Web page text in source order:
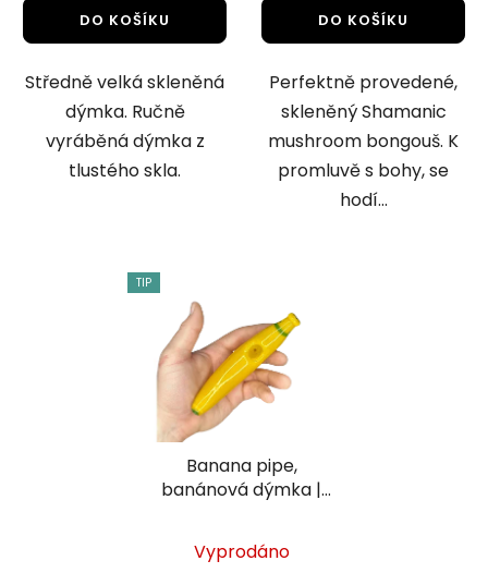
DO KOŠÍKU
Středně velká skleněná
dýmka. Ručně
vyráběná dýmka z
tlustého skla.
DO KOŠÍKU
Perfektně provedené,
skleněný Shamanic
mushroom bongouš. K
promluvě s bohy, se
hodí...
TIP
Banana pipe,
banánová dýmka |
Vyprodáno